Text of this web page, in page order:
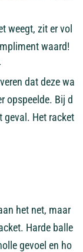
weegt, zit ervol
waard!
dat dezewa
opspeelde. Bij d
geval. Het racket
het net, maar
Harde balle
gevoel en ho